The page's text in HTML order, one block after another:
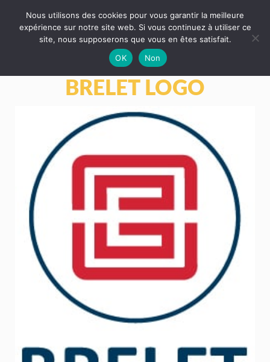
BRELET LOGO
Nous utilisons des cookies pour vous garantir la meilleure
expérience sur notre site web. Si vous continuez à utiliser ce
site, nous supposerons que vous en êtes satisfait.
OK
Non